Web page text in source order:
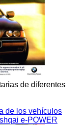
de diferentes
de los vehículos
e-POWER